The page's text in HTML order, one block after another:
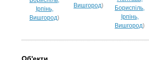
Ірпінь,
Вишгород)
Вишгород)
Бориспіль,
Ірпінь,
Вишгород)